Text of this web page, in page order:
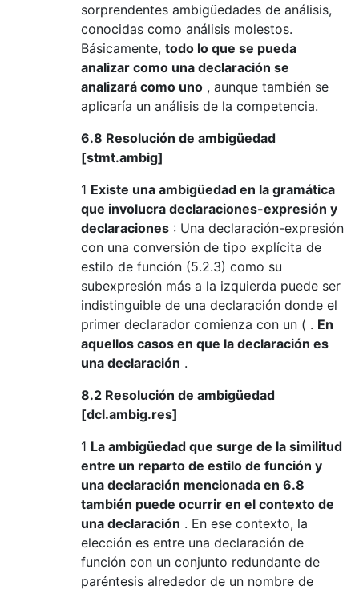
sorprendentes ambigüedades de análisis,
conocidas como análisis molestos.
Básicamente, todo lo que se pueda
analizar como una declaración se
analizará como uno , aunque también se
aplicaría un análisis de la competencia.
6.8 Resolución de ambigüedad
[stmt.ambig]
1 Existe una ambigüedad en la gramática
que involucra declaraciones-expresión y
declaraciones : Una declaración-expresión
con una conversión de tipo explícita de
estilo de función (5.2.3) como su
subexpresión más a la izquierda puede ser
indistinguible de una declaración donde el
primer declarador comienza con un ( . En
aquellos casos en que la declaración es
una declaración .
8.2 Resolución de ambigüedad
[dcl.ambig.res]
1 La ambigüedad que surge de la similitud
entre un reparto de estilo de función y
una declaración mencionada en 6.8
también puede ocurrir en el contexto de
una declaración . En ese contexto, la
elección es entre una declaración de
función con un conjunto redundante de
paréntesis alrededor de un nombre de